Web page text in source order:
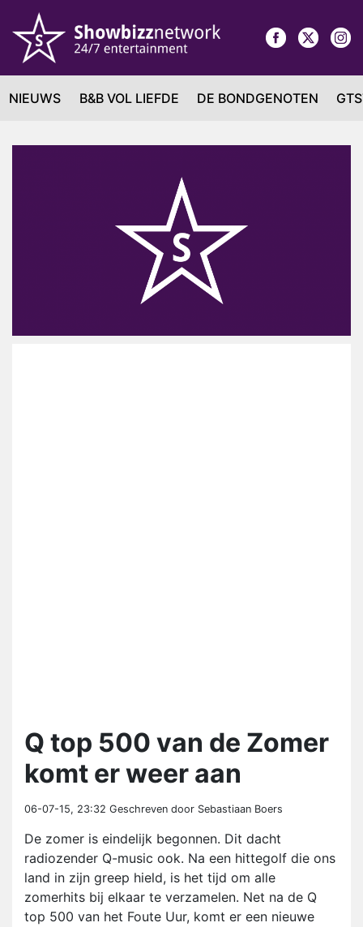
NIEUWS B&B VOL LIEFDE DE BONDGENOTEN
Q top 500 van de Zomer
komt er weer aan
06-07-15, 23:32 Geschreven door Sebastiaan Boers
De zomer is eindelijk begonnen. Dit dacht
radiozender Q-music ook. Na een hittegolf die ons
land in zijn greep hield, is het tijd om alle
zomerhits bij elkaar te verzamelen. Net na de Q
top 500 van het Foute Uur, komt er een nieuwe